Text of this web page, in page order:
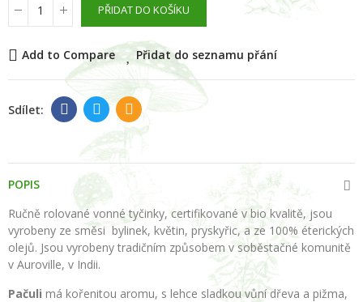
PŘIDAT DO KOŠÍKU
Add to Compare Přidat do seznamu přání
POPIS
Ručně rolované vonné tyčinky, certifikované v bio kvalitě, jsou
vyrobeny ze směsi bylinek, květin, pryskyřic, a ze 100% éterických
olejů. Jsou vyrobeny tradičním způsobem v soběstačné komunitě
v Auroville, v Indii.
Pačuli má kořenitou aromu, s lehce sladkou vůní dřeva a pižma,